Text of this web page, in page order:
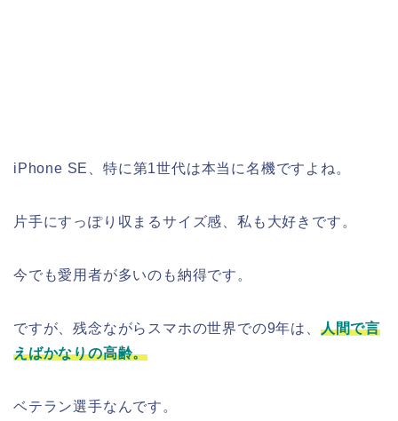
iPhone SE、特に第1世代は本当に名機ですよね。
片手にすっぽり収まるサイズ感、私も大好きです。
今でも愛用者が多いのも納得です。
ですが、残念ながらスマホの世界での9年は、 人間で言
えばかなりの高齢。
ベテラン選手なんです。